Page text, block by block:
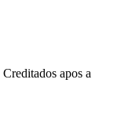
Creditados apos a